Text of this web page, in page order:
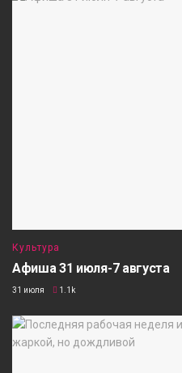
Культура
Афиша 31 июля-7 августа
31 июля 1.1k